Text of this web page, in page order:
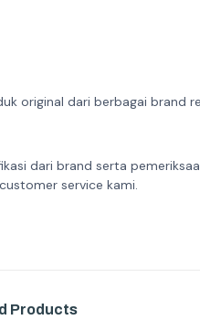
original dari berbagai
dari brand serta
service kami.
Products